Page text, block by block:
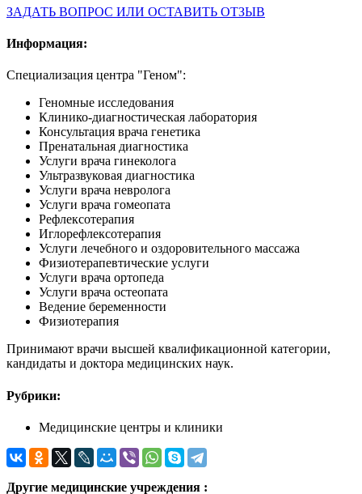
ЗАДАТЬ ВОПРОС ИЛИ ОСТАВИТЬ ОТЗЫВ
Информация:
Специализация центра "Геном":
Геномные исследования
Клинико-диагностическая лаборатория
Консультация врача генетика
Пренатальная диагностика
Услуги врача гинеколога
Ультразвуковая диагностика
Услуги врача невролога
Услуги врача гомеопата
Рефлексотерапия
Иглорефлексотерапия
Услуги лечебного и оздоровительного массажа
Физиотерапевтические услуги
Услуги врача ортопеда
Услуги врача остеопата
Ведение беременности
Физиотерапия
Принимают врачи высшей квалификационной категории,
кандидаты и доктора медицинских наук.
Рубрики:
Медицинские центры и клиники
Другие медицинские учреждения :